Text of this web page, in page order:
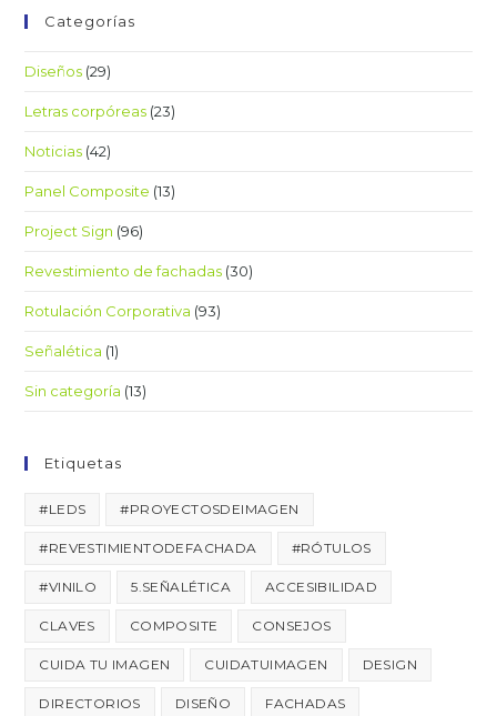
Categorías
Diseños (29)
Letras corpóreas (23)
Noticias (42)
Panel Composite (13)
Project Sign (96)
Revestimiento de fachadas (30)
Rotulación Corporativa (93)
Señalética (1)
Sin categoría (13)
Etiquetas
#LEDS #PROYECTOSDEIMAGEN
#REVESTIMIENTODEFACHADA #RÓTULOS
#VINILO 5.SEÑALÉTICA ACCESIBILIDAD
CLAVES COMPOSITE CONSEJOS
CUIDA TU IMAGEN CUIDATUIMAGEN DESIGN
DIRECTORIOS DISEÑO FACHADAS